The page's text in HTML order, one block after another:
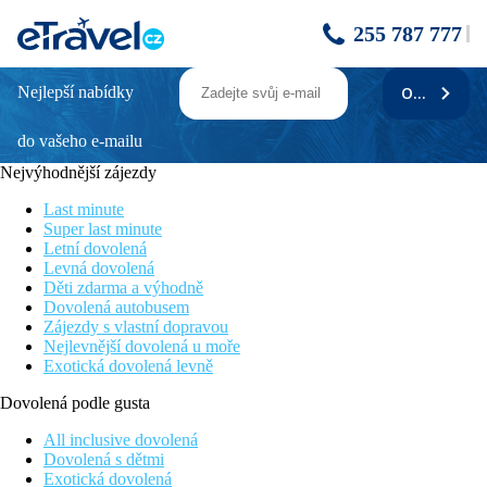
255 787 777
Elvita
Novinka v nabídce
Přímo u pláže
2,5 m od centra letoviska Lardos
Skvělý poměr ceny a kvality
Poloha
V jižní části Rhodosu, 2,5 km od centar tradičního řeckého
letoviska Lardos s tavernami a obchody. Cca 300 m od hotelu
taverny a bary. Autobusová zastávka cca 250m. Hlavní město
Rhodos cca 50 km.
Vybavení
Moderní renvovaný hotel (2018/2019). Vstupní hala s recepcí,
restaurace a bar u bazénu i na pláži. V zahradě bazén a menší
dětský bazén, slunečníky a osuškami zdarma.
Nejlepší nabídky
do vašeho e-mailu
ODEBÍRAT
Nejvýhodnější zájezdy
Last minute
Super last minute
Letní dovolená
Levná dovolená
Děti zdarma a výhodně
Dovolená autobusem
Zájezdy s vlastní dopravou
Nejlevnější dovolená u moře
Exotická dovolená levně
Dovolená podle gusta
All inclusive dovolená
Dovolená s dětmi
Exotická dovolená